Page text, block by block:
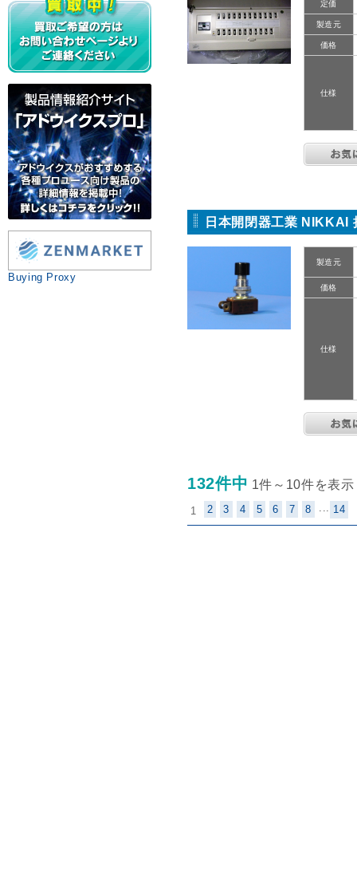
Buying Proxy
定価
製造元
価格
仕様
日本開閉器工業 NIKKAI
製造元
価格
仕様
132件中 1件～10件を表示
1 2 3 4 5 6 7 8 ... 14